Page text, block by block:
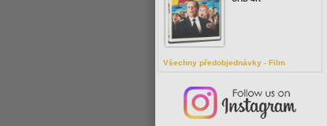
Všechny předobjednávky - Film